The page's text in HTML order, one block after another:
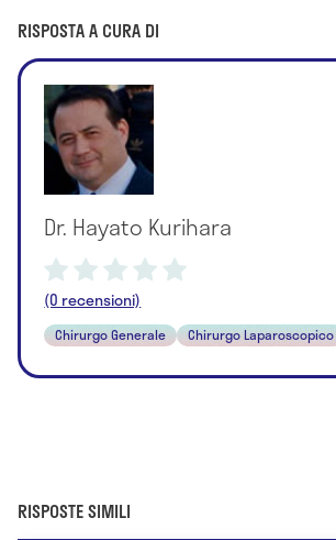
RISPOSTA A CURA DI
Dr. Hayato Kurihara
(0 recensioni)
Chirurgo Generale Chirurgo Laparoscopico
RISPOSTE SIMILI